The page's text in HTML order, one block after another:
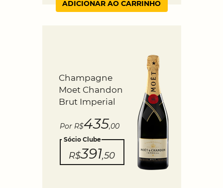
ADICIONAR AO CARRINHO
Champagne
Moet Chandon
Brut Imperial
Por R$435,00
Sócio Clube
R$391,50